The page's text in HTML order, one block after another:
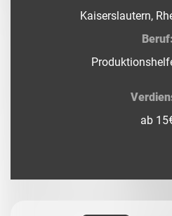
Kaiserslautern,
Beruf:
ab